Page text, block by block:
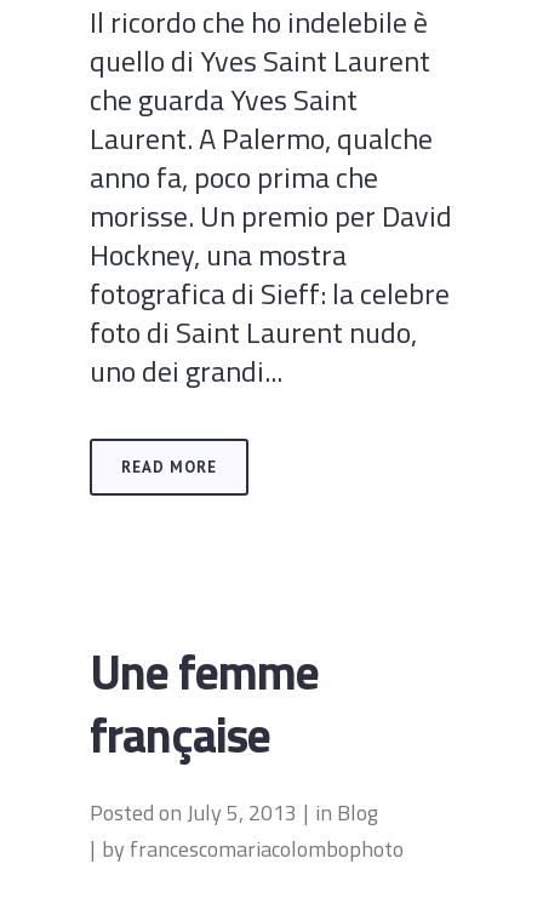
Il ricordo che ho indelebile è
quello di Yves Saint Laurent
che guarda Yves Saint
Laurent. A Palermo, qualche
anno fa, poco prima che
morisse. Un premio per David
Hockney, una mostra
fotografica di Sieff: la celebre
foto di Saint Laurent nudo,
uno dei grandi...
READ MORE
Une femme
française
Posted onJuly 5, 2013 in Blog
by francescomariacolombophoto